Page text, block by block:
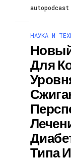
autopodcast
НАУКА И
Для
Типа И